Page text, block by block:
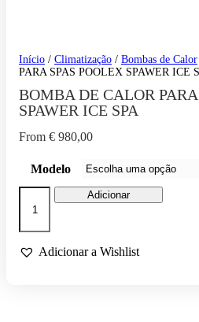
Início / Climatização / Bombas de Calor
PARA SPAS POOLEX SPAWER ICE
BOMBA DE CALOR
SPAWER ICE SPA
From € 980,00
Modelo
Quantidade
DE
CALOR
Adicionar
Adicionar a Wishlist